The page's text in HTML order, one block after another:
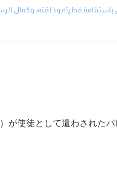
باستقامة فطرته وخلقته، وكمال
が使徒として遣わされた